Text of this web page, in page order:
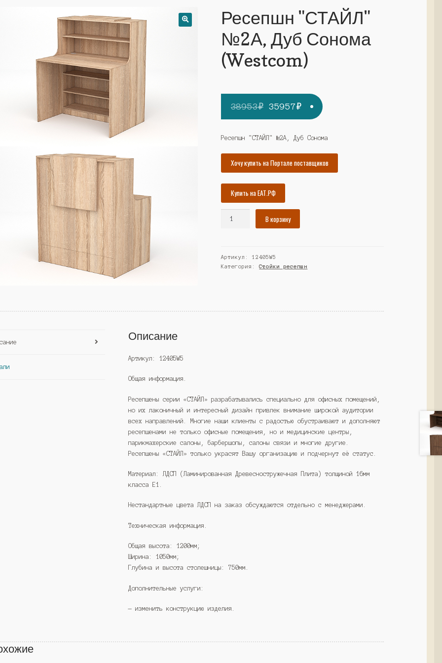
Ресепшн "СТАЙЛ"
№2А, Дуб Сонома
(Westcom)
38953₽ Первоначальная
цена
составляла
38953₽.
35957₽Текущая
цена:
35957₽.
Ресепшн "СТАЙЛ" №2А, Дуб Сонома
Хочу купить на Портале поставщиков
Купить на ЕАТ.РФ
№2А,
Дуб
В корзину
Артикул:12405W5
Категория:Стойки ресепшн
Описание
Артикул: 12405W5
Общая информация.
Ресепшены серии «СТАЙЛ» разрабатывались специально для офисных помещений,
но их лаконичный и интересный дизайн привлек внимание широкой аудитории
всех направлений. Многие наши клиенты с радостью обустраивают и дополняют
ресепшенами не только офисные помещения, но и медицинские центры,
парикмахерские салоны, барбершопы, салоны связи и многие другие.
Ресепшены «СТАЙЛ» только украсят Вашу организацию и подчернут её статус.
Материал: ЛДСП (Ламинированная Древесностружечная Плита) толщиной 16мм
класса Е1.
Нестандартные цвета ЛДСП на заказ обсуждаются отдельно с менеджерами.
Техническая информация.
Общая высота: 1200мм;
Ширина: 1050мм;
Глубина и высота столешницы: 750мм.
Дополнительные услуги:
— изменить конструкцию изделия.